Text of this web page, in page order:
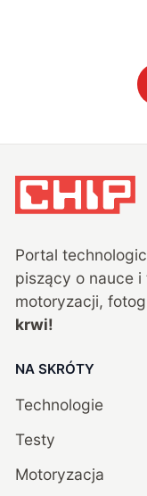
Portal
piszący o nauce
motoryzacji,
krwi!
NA SKRÓTY
Technologie
Testy
Motoryzacja